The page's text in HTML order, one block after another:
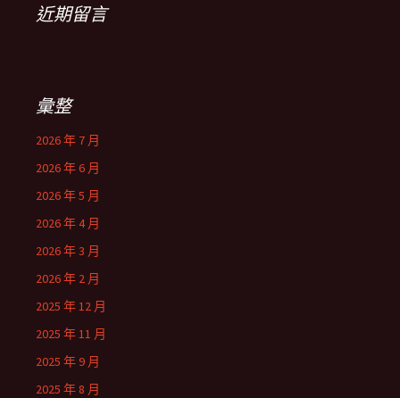
近期留言
彙整
2026 年 7 月
2026 年 6 月
2026 年 5 月
2026 年 4 月
2026 年 3 月
2026 年 2 月
2025 年 12 月
2025 年 11 月
2025 年 9 月
2025 年 8 月